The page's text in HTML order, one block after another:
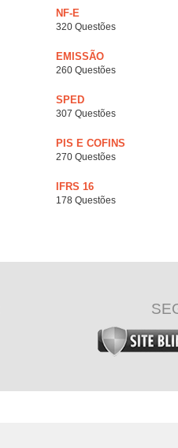
NF-E
320 Questões
EMISSÃO
260 Questões
SPED
307 Questões
PIS E COFINS
270 Questões
IFRS 16
178 Questões